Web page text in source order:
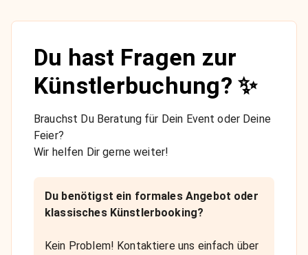
Du hast Fragen zur
Künstlerbuchung? ✨
Brauchst Du Beratung für Dein Event oder Deine
Feier?
Wir helfen Dir gerne weiter!
Du benötigst ein formales Angebot oder
klassisches Künstlerbooking?
Kein Problem! Kontaktiere uns einfach über